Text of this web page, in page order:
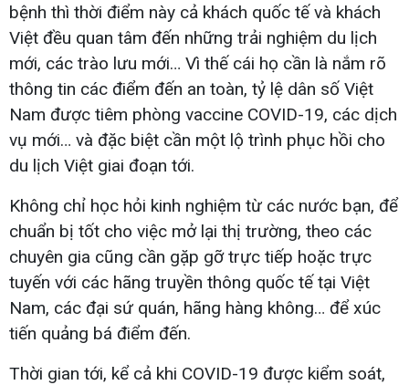
bệnh thì thời điểm này cả khách quốc tế và khách
Việt đều quan tâm đến những trải nghiệm du lịch
mới, các trào lưu mới… Vì thế cái họ cần là nắm rõ
thông tin các điểm đến an toàn, tỷ lệ dân số Việt
Nam được tiêm phòng vaccine COVID-19, các dịch
vụ mới… và đặc biệt cần một lộ trình phục hồi cho
du lịch Việt giai đoạn tới.
Không chỉ học hỏi kinh nghiệm từ các nước bạn, để
chuẩn bị tốt cho việc mở lại thị trường, theo các
chuyên gia cũng cần gặp gỡ trực tiếp hoặc trực
tuyến với các hãng truyền thông quốc tế tại Việt
Nam, các đại sứ quán, hãng hàng không… để xúc
tiến quảng bá điểm đến.
Thời gian tới, kể cả khi COVID-19 được kiểm soát,